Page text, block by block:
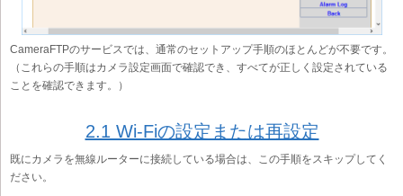
CameraFTPのサービスでは、通常のセットアップ手順のほとんどが不要です。
（これらの手順はカメラ設定画面で確認でき、すべてが正しく設定されている
ことを確認できます。）
2.1 Wi-Fiの設定または再設定
既にカメラを無線ルーターに接続している場合は、この手順をスキップしてく
ださい。